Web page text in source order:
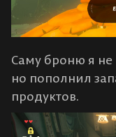
Саму броню я не
но пополнил
продуктов.